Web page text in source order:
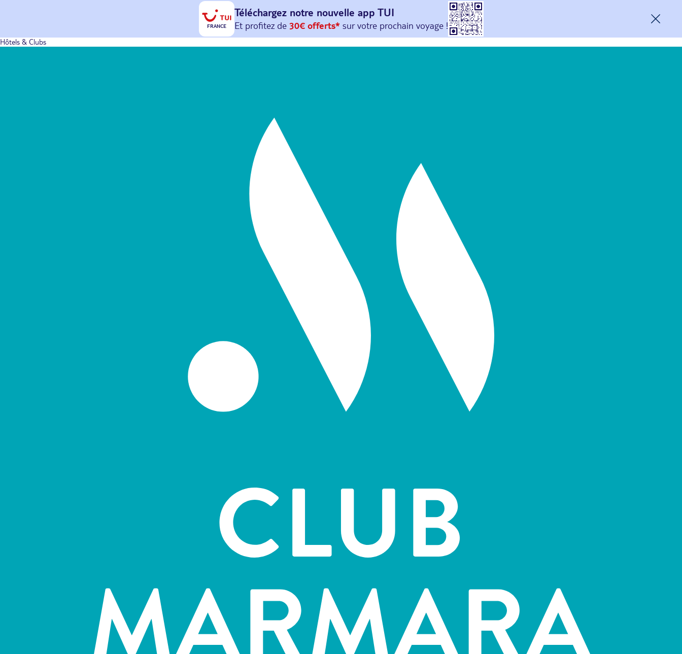
FRANCE
Téléchargez notre nouvelle app TUI
Et profitez de 30€ offerts*sur votreprochain
avec le code : HAPPYAPP
Hôtels & Clubs